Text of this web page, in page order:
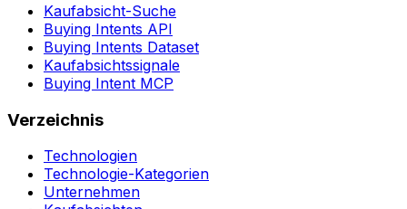
Kaufabsicht-Suche
Buying Intents API
Buying Intents Dataset
Kaufabsichtssignale
Buying Intent MCP
Verzeichnis
Technologien
Technologie-Kategorien
Unternehmen